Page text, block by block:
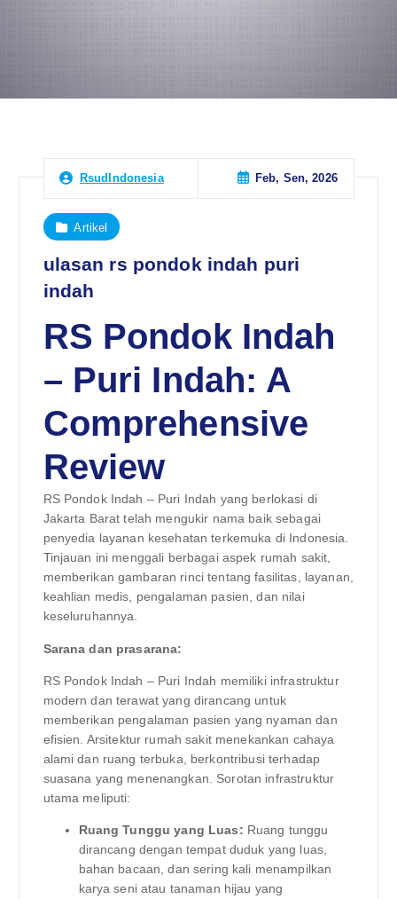
RsudIndonesia Feb, Sen, 2026
Artikel
ulasan rs pondok indah puri
indah
RS Pondok Indah
– Puri Indah: A
Comprehensive
Review
RS Pondok Indah – Puri Indah yang berlokasi di
Jakarta Barat telah mengukir nama baik sebagai
penyedia layanan kesehatan terkemuka di Indonesia.
Tinjauan ini menggali berbagai aspek rumah sakit,
memberikan gambaran rinci tentang fasilitas, layanan,
keahlian medis, pengalaman pasien, dan nilai
keseluruhannya.
Sarana dan prasarana:
RS Pondok Indah – Puri Indah memiliki infrastruktur
modern dan terawat yang dirancang untuk
memberikan pengalaman pasien yang nyaman dan
efisien. Arsitektur rumah sakit menekankan cahaya
alami dan ruang terbuka, berkontribusi terhadap
suasana yang menenangkan. Sorotan infrastruktur
utama meliputi:
Ruang Tunggu yang Luas: Ruang tunggu
dirancang dengan tempat duduk yang luas,
bahan bacaan, dan sering kali menampilkan
karya seni atau tanaman hijau yang